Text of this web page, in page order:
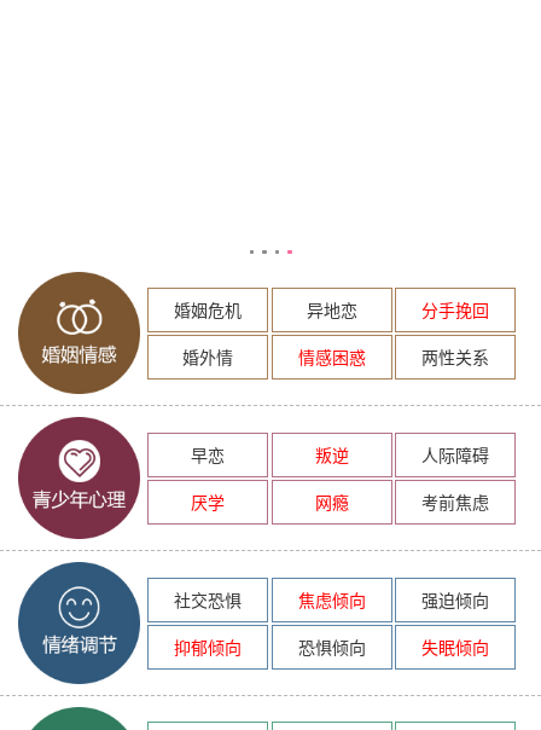
婚姻危机 异地恋
分手挽回
婚外情
情感困惑 两性关系
早恋 叛逆
人际障碍
厌学
网瘾 考前焦虑
社交恐惧 焦虑倾向
强迫倾向
抑郁倾向
恐惧倾向 失眠倾向